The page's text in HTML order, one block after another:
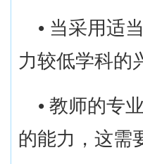
• 当采用适
力较低学科的
• 教师的专
的能力，这需